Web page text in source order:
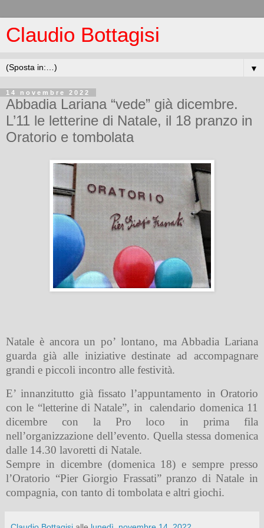
Claudio Bottagisi
▼
14 novembre 2022
Abbadia Lariana “vede” già dicembre.
L’11 le letterine di Natale, il 18 pranzo in
Oratorio e tombolata
Natale è ancora un po’ lontano, ma Abbadia Lariana
guarda già alle iniziative destinate ad accompagnare
grandi e piccoli incontro alle festività.
E’ innanzitutto già fissato l’appuntamento in Oratorio
con le “letterine di Natale”, in
calendario domenica 11
dicembre con la Pro loco in prima fila
nell’organizzazione dell’evento. Quella stessa domenica
dalle 14.30 lavoretti di Natale.
Sempre in dicembre (domenica 18) e sempre presso
l’Oratorio “Pier Giorgio Frassati” pranzo di Natale in
compagnia, con tanto di tombolata e altri giochi.